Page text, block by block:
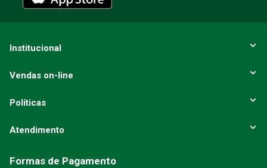
ENVIAR AVALIAÇÃO
Institucional
Vendas on-line
Políticas
Atendimento
Formas de Pagamento